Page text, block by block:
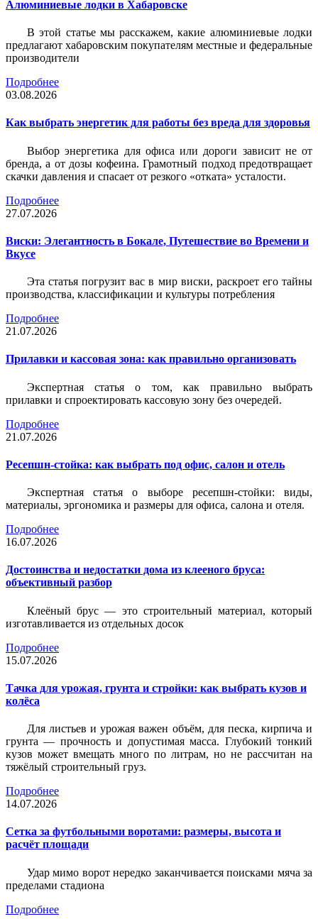
Алюминиевые лодки в Хабаровске
В этой статье мы расскажем, какие алюминиевые лодки
предлагают хабаровским покупателям местные и федеральные
производители
Подробнее
03.08.2026
Как выбрать энергетик для работы без вреда для здоровья
Выбор энергетика для офиса или дороги зависит не от
бренда, а от дозы кофеина. Грамотный подход предотвращает
скачки давления и спасает от резкого «отката» усталости.
Подробнее
27.07.2026
Виски: Элегантность в Бокале, Путешествие во Времени и
Вкусе
Эта статья погрузит вас в мир виски, раскроет его тайны
производства, классификации и культуры потребления
Подробнее
21.07.2026
Прилавки и кассовая зона: как правильно организовать
Экспертная статья о том, как правильно выбрать
прилавки и спроектировать кассовую зону без очередей.
Подробнее
21.07.2026
Ресепшн-стойка: как выбрать под офис, салон и отель
Экспертная статья о выборе ресепшн-стойки: виды,
материалы, эргономика и размеры для офиса, салона и отеля.
Подробнее
16.07.2026
Достоинства и недостатки дома из клееного бруса:
объективный разбор
Клеёный брус — это строительный материал, который
изготавливается из отдельных досок
Подробнее
15.07.2026
Тачка для урожая, грунта и стройки: как выбрать кузов и
колёса
Для листьев и урожая важен объём, для песка, кирпича и
грунта — прочность и допустимая масса. Глубокий тонкий
кузов может вмещать много по литрам, но не рассчитан на
тяжёлый строительный груз.
Подробнее
14.07.2026
Сетка за футбольными воротами: размеры, высота и
расчёт площади
Удар мимо ворот нередко заканчивается поисками мяча за
пределами стадиона
Подробнее